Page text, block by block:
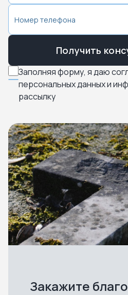
Заполняя форму, я даю
персональных данных и
рассылку
Получить
Закажите